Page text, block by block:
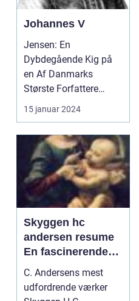
Johannes V
Jensen: En
Dybdegående Kig på
en Af Danmarks
Største Forfattere
Introduktion til .
Jensen: - Johan...
15 januar 2024
Skyggen hc
andersen resume
En fascinerende
historie om en af H
C. Andersens mest
udfordrende værker